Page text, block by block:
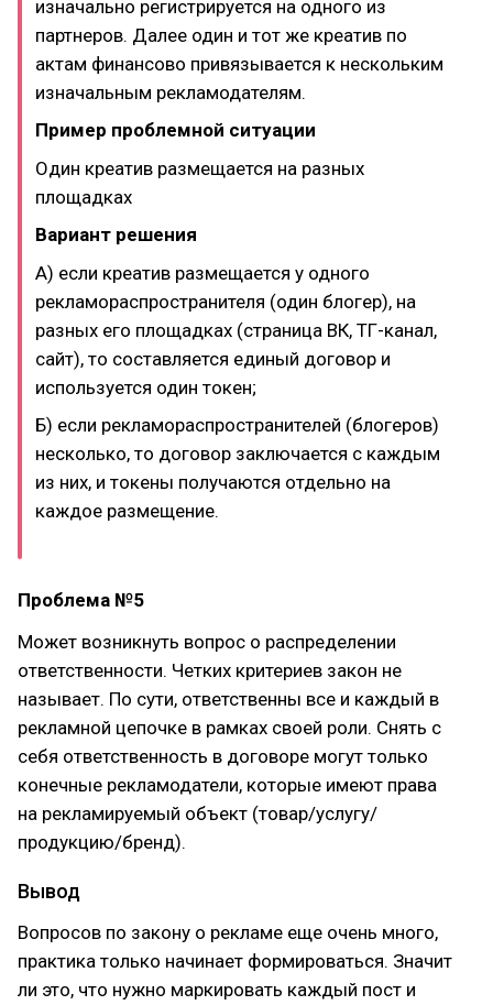
изначально регистрируется на одного из
партнеров. Далее один и тот же креатив по
актам финансово привязывается к нескольким
изначальным рекламодателям.
Пример проблемной ситуации
Один креатив размещается на разных
площадках
Вариант решения
А) если креатив размещается у одного
рекламораспространителя (один блогер), на
разных его площадках (страница ВК, ТГ-канал,
сайт), то составляется единый договор и
используется один токен;
Б) если рекламораспространителей (блогеров)
несколько, то договор заключается с каждым
из них, и токены получаются отдельно на
каждое размещение.
Проблема №5
Может возникнуть вопрос о распределении
ответственности. Четких критериев закон не
называет. По сути, ответственны все и каждый в
рекламной цепочке в рамках своей роли. Снять с
себя ответственность в договоре могут только
конечные рекламодатели, которые имеют права
на рекламируемый объект (товар/услугу/
продукцию/бренд).
Вывод
Вопросов по закону о рекламе еще очень много,
практика только начинает формироваться. Значит
ли это, что нужно маркировать каждый пост и